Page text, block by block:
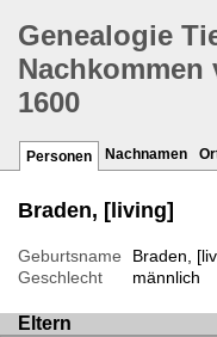
Genealogie
Nachkommen
1600
Personen Nachnamen
Braden, [living]
Geburtsname
Braden,
Geschlecht
männlich
Eltern